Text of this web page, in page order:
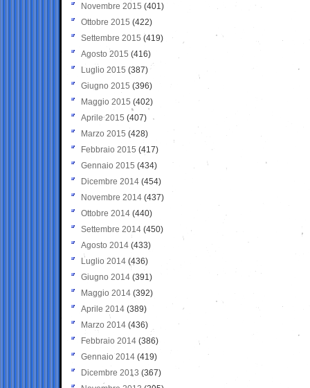
Novembre 2015 (401)
Ottobre 2015 (422)
Settembre 2015 (419)
Agosto 2015 (416)
Luglio 2015 (387)
Giugno 2015 (396)
Maggio 2015 (402)
Aprile 2015 (407)
Marzo 2015 (428)
Febbraio 2015 (417)
Gennaio 2015 (434)
Dicembre 2014 (454)
Novembre 2014 (437)
Ottobre 2014 (440)
Settembre 2014 (450)
Agosto 2014 (433)
Luglio 2014 (436)
Giugno 2014 (391)
Maggio 2014 (392)
Aprile 2014 (389)
Marzo 2014 (436)
Febbraio 2014 (386)
Gennaio 2014 (419)
Dicembre 2013 (367)